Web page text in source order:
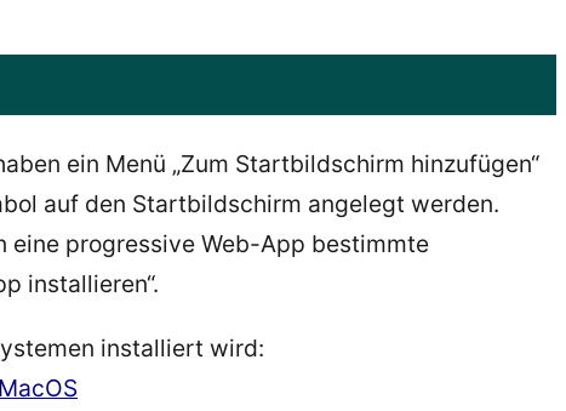
ein Menü „Zum Startbildschirm hinzufügen“
auf den Startbildschirm angelegt werden.
eine progressive Web-App bestimmte
installieren“.
installiert wird: